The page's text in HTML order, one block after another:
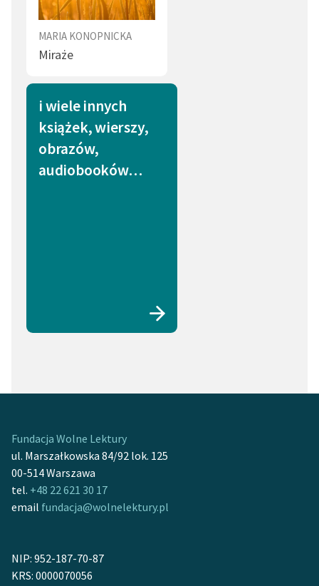
MARIA KONOPNICKA
Miraże
i wiele innych
książek, wierszy,
obrazów,
audiobooków…
Fundacja Wolne Lektury
ul. Marszałkowska 84/92 lok. 125
00-514 Warszawa
tel. +48 22 621 30 17
email fundacja@wolnelektury.pl
NIP: 952-187-70-87
KRS: 0000070056